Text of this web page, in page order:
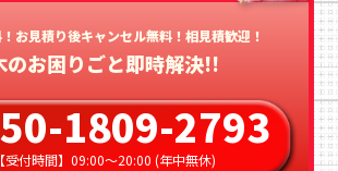
お見積り後キャンセル無料！相見積歓迎！
のお困りごと即時解決!!
1809-2793
【受付時間】09:00〜20:00 (年中無休)